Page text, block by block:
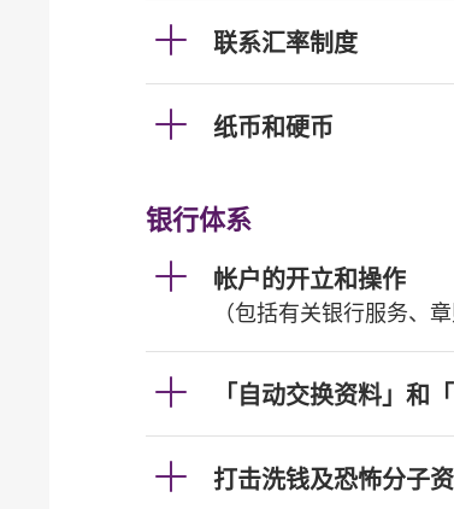
联系汇率制度
纸币和硬币
银行体系
帐户的开立和操作
（包括有关银行服务、
「自动交换资料」和
打击洗钱及恐怖分子